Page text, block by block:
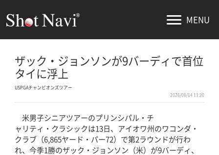
MENU
ザック・ジョンソンが9バーディで首位
タイに浮上
USPGAチャンピオンズツアー
2026/06/14 11:20
米男子シニアツアーのプリンシパル・チ
ャリティ・クラシックは13日、アイオワ州のワコンダ・
クラブ（6,865ヤード・パー72）で第2ラウンドが行わ
れ、今季1勝のザック・ジョンソン（米）が9バーディ、